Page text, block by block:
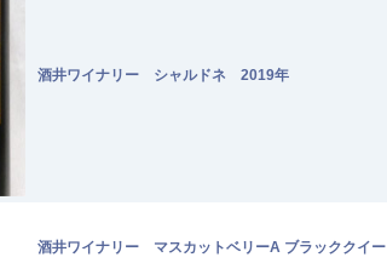
酒井ワイナリー シャルドネ 2019年
酒井ワイナリー マスカットベリーA ブラッククイー